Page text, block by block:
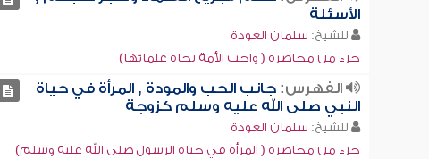
الأسئلة
للشيخ: سلمان العودة
جزء من محاضرة ( واجب الأمة تجاه علمائها)
الفهرس:جانب الحب والمودة , المرأة في حياة
النبي صلى الله عليه وسلم كزوجة
للشيخ: سلمان العودة
جزء من محاضرة ( المرأة في حياة الرسول صلى الله عليه وسلم)